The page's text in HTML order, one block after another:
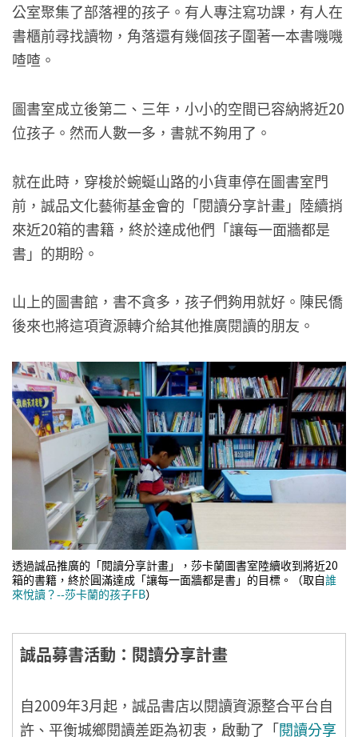
公室聚集了部落裡的孩子。有人專注寫功課，有人在
書櫃前尋找讀物，角落還有幾個孩子圍著一本書嘰嘰
喳喳。
圖書室成立後第二、三年，小小的空間已容納將近20
位孩子。然而人數一多，書就不夠用了。
就在此時，穿梭於蜿蜒山路的小貨車停在圖書室門
前，誠品文化藝術基金會的「閱讀分享計畫」陸續捎
來近20箱的書籍，終於達成他們「讓每一面牆都是
書」的期盼。
山上的圖書館，書不貪多，孩子們夠用就好。陳民僑
後來也將這項資源轉介給其他推廣閱讀的朋友。
透過誠品推廣的「閱讀分享計畫」，莎卡蘭圖書室陸續收到將近20
箱的書籍，終於圓滿達成「讓每一面牆都是書」的目標。（取自誰
來悅讀？--莎卡蘭的孩子FB）
誠品募書活動：閱讀分享計畫
自2009年3月起，誠品書店以閱讀資源整合平台自
許、平衡城鄉閱讀差距為初衷，啟動了「閱讀分享